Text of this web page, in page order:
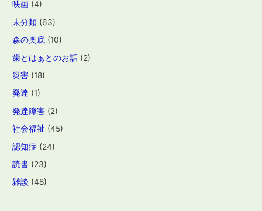
映画 (4)
未分類 (63)
森の奥底 (10)
歯とはぁとのお話 (2)
災害 (18)
発達 (1)
発達障害 (2)
社会福祉 (45)
認知症 (24)
読書 (23)
雑談 (48)